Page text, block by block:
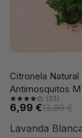
-50%
Citronela Natural
Antimosquitos M
(33)
6,99 €13,99 €
Lavanda